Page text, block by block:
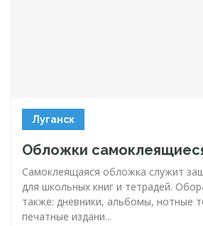
Луганск
Обложки
Самоклеящаяся обложка служит
для школьных книг и тетрадей.
также: дневники, альбомы, нотные
печатные издани...